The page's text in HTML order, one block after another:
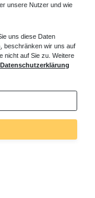
unsere Nutzer und wie
uns diese Daten
, beschränken wir uns auf
nicht auf Sie zu. Weitere
Datenschutzerklärung